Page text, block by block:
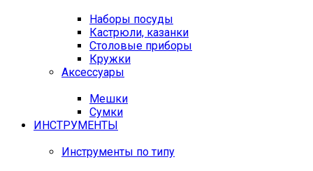
Наборы посуды
Кастрюли, казанки
Столовые приборы
Кружки
Аксессуары
Мешки
Сумки
ИНСТРУМЕНТЫ
Инструменты по типу